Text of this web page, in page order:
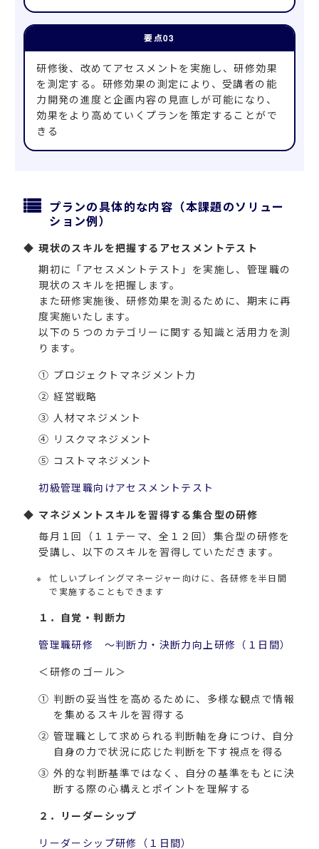
研修後、改めてアセスメントを実施し、研修効果
を測定する。研修効果の測定により、受講者の能
力開発の進度と企画内容の見直しが可能になり、
効果をより高めていくプランを策定することがで
きる
プランの具体的な内容（本課題のソリュー
ション例）
現状のスキルを把握するアセスメントテスト
期初に「アセスメントテスト」を実施し、管理職の
現状のスキルを把握します。
また研修実施後、研修効果を測るために、期末に再
度実施いたします。
以下の５つのカテゴリーに関する知識と活用力を測
ります。
① プロジェクトマネジメント力
② 経営戦略
③ 人材マネジメント
④ リスクマネジメント
⑤ コストマネジメント
初級管理職向けアセスメントテスト
マネジメントスキルを習得する集合型の研修
毎月１回（１１テーマ、全１２回）集合型の研修を
受講し、以下のスキルを習得していただきます。
忙しいプレイングマネージャー向けに、各研修を半日間
で実施することもできます
１．自覚・判断力
管理職研修 ～判断力・決断力向上研修（１日間）
＜研修のゴール＞
① 判断の妥当性を高めるために、多様な観点で情報
を集めるスキルを習得する
② 管理職として求められる判断軸を身につけ、自分
自身の力で状況に応じた判断を下す視点を得る
③ 外的な判断基準ではなく、自分の基準をもとに決
断する際の心構えとポイントを理解する
２．リーダーシップ
リーダーシップ研修（１日間）